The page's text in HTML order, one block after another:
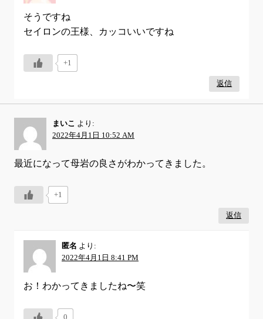
そうですね
セイロンの王様、カッコいいですね
+1
返信
まいこ より:
2022年4月1日 10:52 AM
最近になって母岩の良さがわかってきました。
+1
返信
匿名 より:
2022年4月1日 8:41 PM
お！わかってきましたね〜笑
0